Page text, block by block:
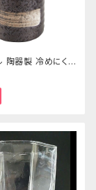
陶器製 冷めにくい